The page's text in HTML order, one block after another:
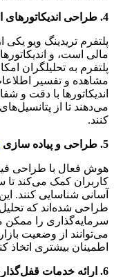
4. طراحی اندیکاتورهای اختصاصی برای پلتفرم
پلتفرم تریدینگ ویو
مالی است، و
پلتفرم به تحلیلگران
مشاهده و تفسیر
اندیکاتورها با دقت و
می‌دهند تا از
کنند.
5. طراحی و پیاده سازی
هوش فعال با طراحی
کاربران کمک می‌کند تا
آسانی شناسایی کنند.
طراحی شده‌اند که
سرمایه‌گذاری را ممکن
می‌توانند از وضعیت
اطمینان بیشتری اتخاذ
6. ارائه خدمات